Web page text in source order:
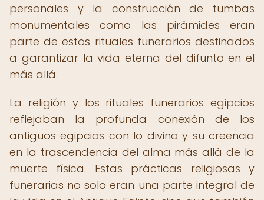
personales y la construcción de tumbas
monumentales como las pirámides eran
parte de estos rituales funerarios destinados
a garantizar la vida eterna del difunto en el
más allá.
La religión y los rituales funerarios egipcios
reflejaban la profunda conexión de los
antiguos egipcios con lo divino y su creencia
en la trascendencia del alma más allá de la
muerte física. Estas prácticas religiosas y
funerarias no solo eran una parte integral de